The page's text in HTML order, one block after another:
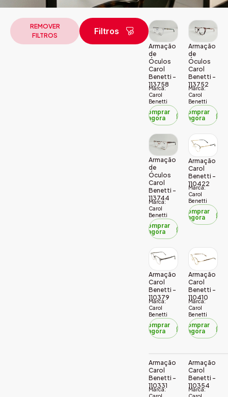
REMOVER
FILTROS
Filtros
Armação
de
Óculos
Carol
Benetti –
113758
Marca:
Carol
Benetti
Comprar
agora
Armação
de
Óculos
Carol
Benetti –
113752
Marca:
Carol
Benetti
Comprar
agora
Armação
de
Óculos
Carol
Benetti –
113744
Marca:
Carol
Benetti
Comprar
agora
Armação
Carol
Benetti –
110422
Marca:
Carol
Benetti
Comprar
agora
Armação
Carol
Benetti –
110379
Marca:
Carol
Benetti
Comprar
agora
Armação
Carol
Benetti –
110410
Marca:
Carol
Benetti
Comprar
agora
Armação
Carol
Benetti –
110331
Marca:
Armação
Carol
Benetti –
110354
Marca: